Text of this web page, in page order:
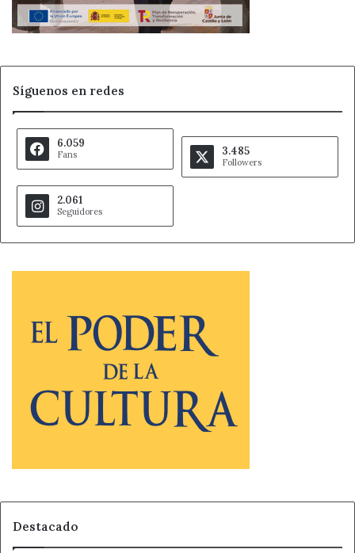
Síguenos en redes
6.059
Fans 3.485
Followers
2.061
Seguidores
Destacado